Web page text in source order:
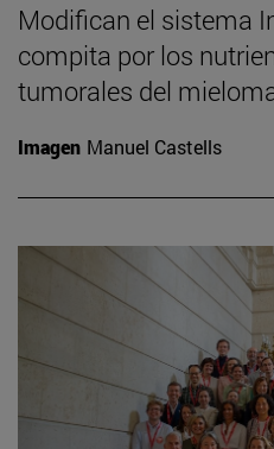
Modifican el sistema
compita por los
tumorales del
Imagen Manuel Castells